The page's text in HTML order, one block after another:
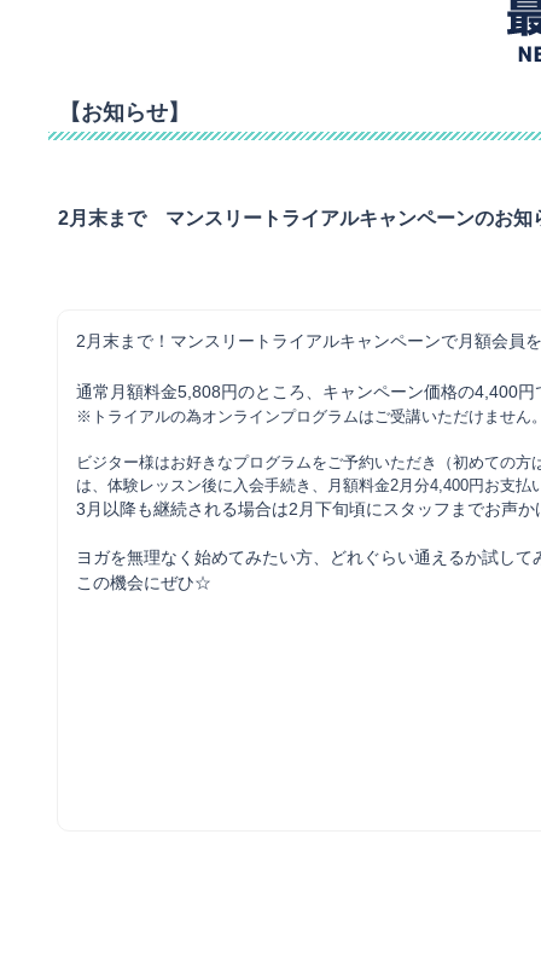
【お知らせ】
2月末まで マンスリートライアルキャンペーンのお知
2月末まで！マンスリートライアルキャンペーンで月額会員
通常月額料金5,808円のところ、キャンペーン価格の4,400
※トライアルの為オンラインプログラムはご受講いただけませ
ビジター様はお好きなプログラムをご予約いただき（初めて
は、体験レッスン後に 入会手続き、月額料金2月分4,400円お支
3月以降も継続される場合は2月下旬頃にスタッフまでお声か
ヨガを無理なく始めてみたい方、どれぐらい通えるか試し
この機会にぜひ☆